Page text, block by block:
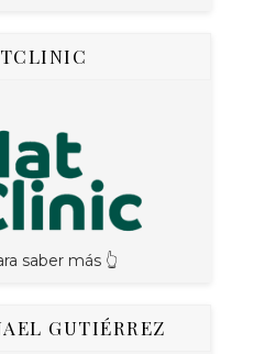
saber más 👆
GUTIÉRREZ